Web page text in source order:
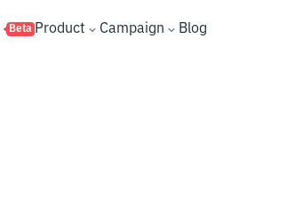
Beta Product Campaign Blog